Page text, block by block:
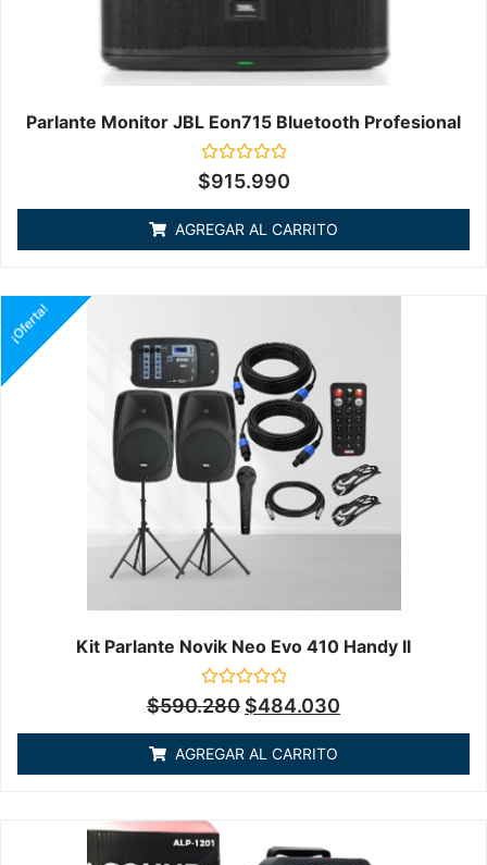
Parlante Monitor JBL Eon715 Bluetooth Profesional
Valorado
en
de
5
$915.990
AGREGAR AL CARRITO
Kit Parlante Novik Neo Evo 410 Handy II
Valorado
en
de
5
¡Oferta!
$590.280 $484.030
AGREGAR AL CARRITO